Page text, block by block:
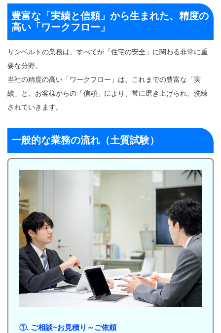
豊富な「実績と信頼」から生まれた、精度の
高い「ワークフロー」
サンベルトの業務は、すべてが「住宅の安全」に関わる非常に重
要な分野。
当社の精度の高い「ワークフロー」は、これまでの豊富な「実
績」と、お客様からの「信頼」により、常に磨き上げられ、洗練
されていきます。
一般的な業務の流れ（土質試験）
①. ご相談~お見積り～ご依頼